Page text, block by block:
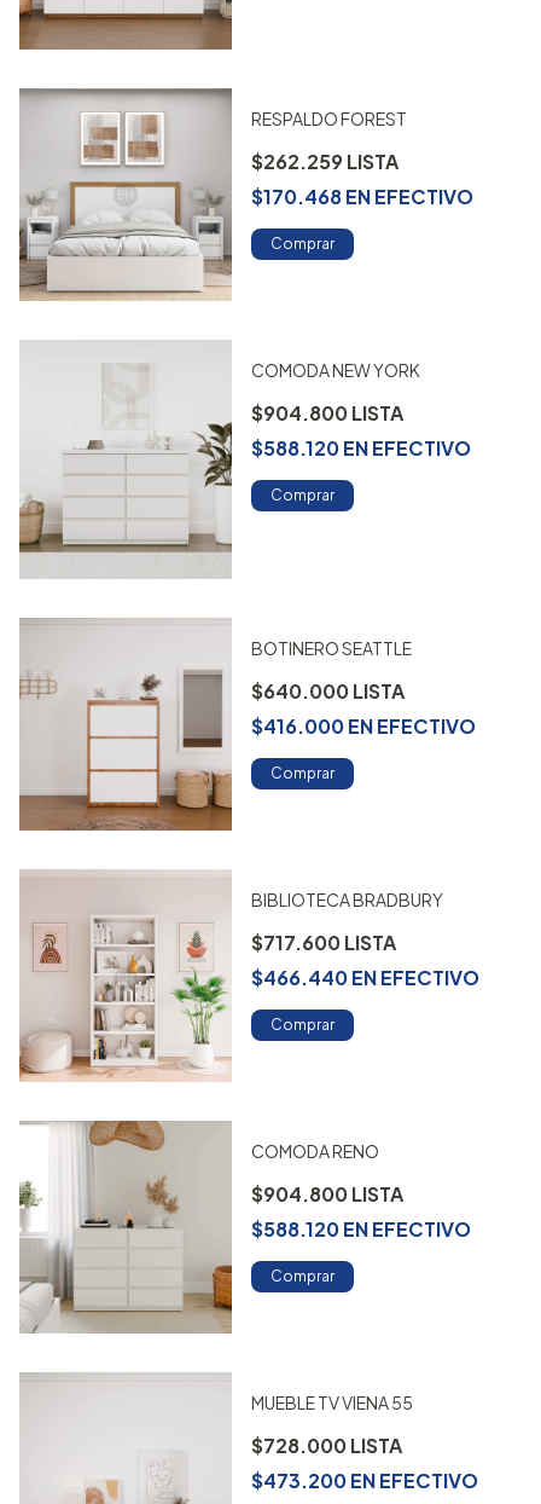
RESPALDO FOREST
$262.259
$170.468ENEFECTIVO
Comprar
COMODA NEW YORK
$904.800
$588.120ENEFECTIVO
Comprar
BOTINERO SEATTLE
$640.000
$416.000ENEFECTIVO
Comprar
BIBLIOTECA BRADBURY
$717.600
$466.440ENEFECTIVO
Comprar
COMODA RENO
$904.800
$588.120ENEFECTIVO
Comprar
MUEBLE TV VIENA 55
$728.000
$473.200ENEFECTIVO